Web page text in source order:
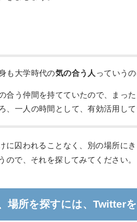
も大学時代の気の合う人 っていう
合う仲間を持てていたので、まっ
、一人の時間として、有効活用して
に囚われることなく、別の場所に
ので、それを探してみてください。
場所を探すには、Twitter